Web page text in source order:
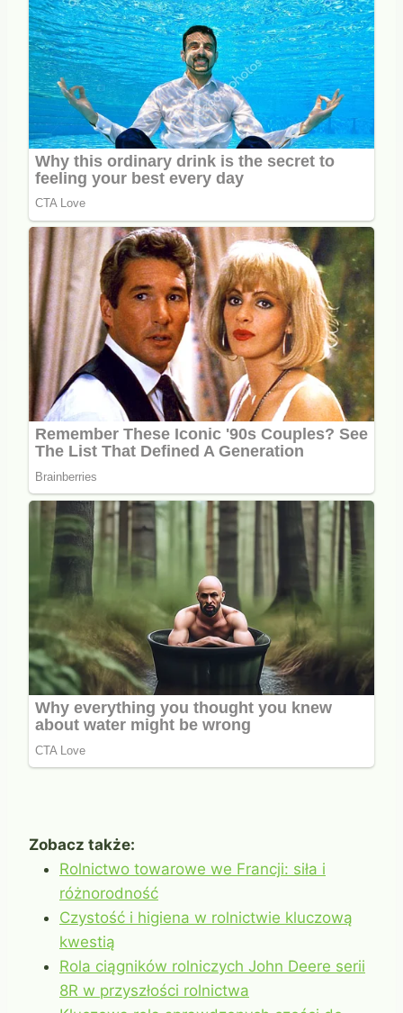
Zobacz także:
Rolnictwo towarowe we Francji: siła i
różnorodność
Czystość i higiena w rolnictwie kluczową
kwestią
Rola ciągników rolniczych John Deere serii
8R w przyszłości rolnictwa